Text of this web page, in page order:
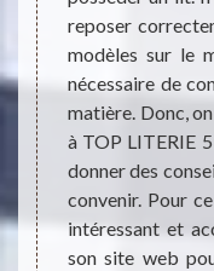
reposer
modèles sur le
nécessaire de
matière. Donc,
à TOP LITERIE
donner des
convenir. Pour
intéressant et
son site web